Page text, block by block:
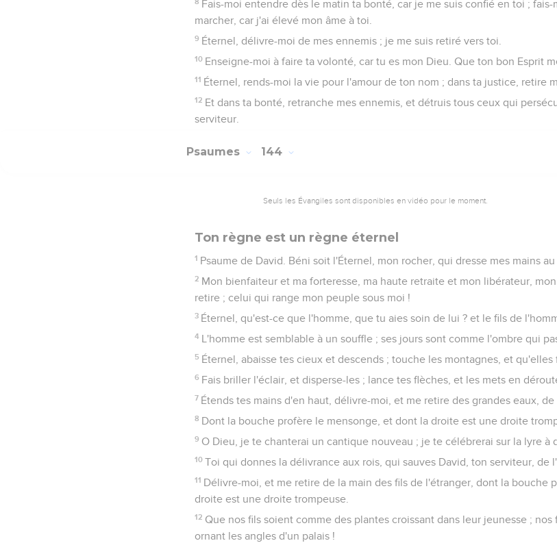
Fais-moi entendre dès le matin ta bonté, car je me suis confié en toi ;
marcher, car j'ai élevé mon âme à toi.
9 Éternel, délivre-moi de mes ennemis ; je me suis retiré vers toi.
10 Enseigne-moi à faire ta volonté, car tu es mon Dieu. Que ton bon Esprit
11 Éternel, rends-moi la vie pour l'amour de ton nom ; dans ta justice, retire
12 Et dans ta bonté, retranche mes ennemis, et détruis tous ceux qui
serviteur.
Psaumes 144
Seuls les Évangiles sont disponibles en vidéo pour le moment.
Ton règne est un règne éternel
1 Psaume de David. Béni soit l'Éternel, mon rocher, qui dresse mes mains
2 Mon bienfaiteur et ma forteresse, ma haute retraite et mon libérateur,
retire ; celui qui range mon peuple sous moi !
3 Éternel, qu'est-ce que l'homme, que tu aies soin de lui ? et le fils de
4 L'homme est semblable à un souffle ; ses jours sont comme l'ombre qui
5 Éternel, abaisse tes cieux et descends ; touche les montagnes, et qu'elles
6 Fais briller l'éclair, et disperse-les ; lance tes flèches, et les mets en
7 Étends tes mains d'en haut, délivre-moi, et me retire des grandes eaux,
8 Dont la bouche profère le mensonge, et dont la droite est une droite
9 O Dieu, je te chanterai un cantique nouveau ; je te célébrerai sur la lyre à
10 Toi qui donnes la délivrance aux rois, qui sauves David, ton serviteur, de
11 Délivre-moi, et me retire de la main des fils de l'étranger, dont la bouche
droite est une droite trompeuse.
12 Que nos fils soient comme des plantes croissant dans leur jeunesse ;
ornant les angles d'un palais !